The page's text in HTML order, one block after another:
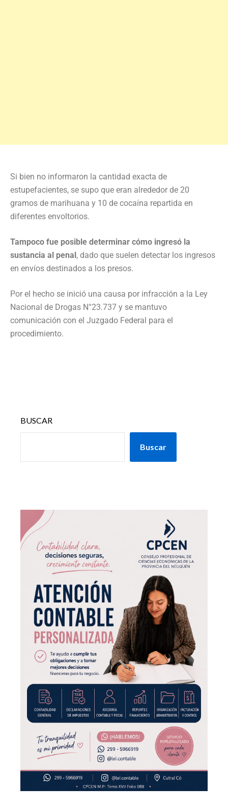
Si bien no informaron la cantidad exacta de
estupefacientes, se supo que eran alrededor de 20
gramos de marihuana y 10 de cocaína repartida en
diferentes envoltorios.
Tampoco fue posible determinar cómo ingresó la
sustancia al penal , dado que suelen detectar los ingresos
en envíos destinados a los presos.
Por el hecho se inició una causa por infracción a la Ley
Nacional de Drogas N°23.737 y se mantuvo
comunicación con el Juzgado Federal para el
procedimiento.
BUSCAR
Buscar